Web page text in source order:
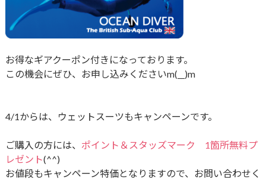
お得なギアクーポン付きになっております。
この機会にぜひ、お申し込みくださいm(__)m
4/1からは、ウェットスーツもキャンペーンです。
ご購入の方には、 ポイント＆スタッズマーク 1箇所無料プ
レゼント(^^)
お値段もキャンペーン特価となりますので、お問い合わせく